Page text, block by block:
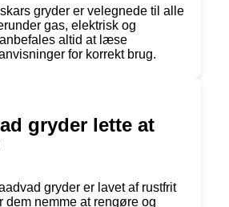
gryder er velegnede til alle
gas, elektrisk og
altid at læse
for korrekt brug.
gryder lette at
gryder er lavet af rustfrit
dem nemme at rengøre og